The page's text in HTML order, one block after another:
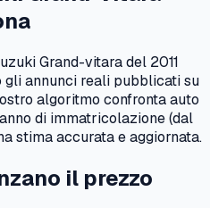
Grand-vitaradel 2011
annunci reali pubblicati su
algoritmo confronta auto
di immatricolazione (dal
stima accurata e aggiornata.
il prezzo